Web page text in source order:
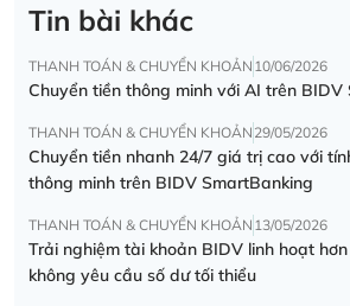
Tin bài khác
THANH TOÁN & CHUYỂN KHOẢN 10/06/2026
Chuyển tiền thông minh với AI trên BIDV
THANH TOÁN & CHUYỂN KHOẢN 29/05/2026
Chuyển tiền nhanh 24/7 giá trị cao với
thông minh trên BIDV SmartBanking
THANH TOÁN & CHUYỂN KHOẢN 13/05/2026
Trải nghiệm tài khoản BIDV linh hoạt
không yêu cầu số dư tối thiểu